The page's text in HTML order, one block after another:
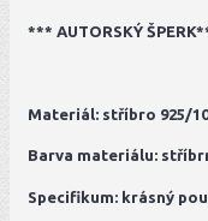
*** AUTORSKÝ
Materiál: stříbro 925/
Barva materiálu:
Specifikum: krásný